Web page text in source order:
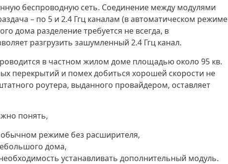
беспроводную сеть. Соединение между модулями
– по 5 и 2.4 Ггц каналам (в автоматическом режиме
дома разделение требуется не всегда, в
разгрузить зашумленный 2.4 Ггц канал.
в частном жилом доме площадью около 95 кв.
перекрытий и помех добиться хорошей скорости не
роутера, выданного провайдером, оставляет
понять,
режиме без расширителя,
дома,
устанавливать дополнительный модуль.